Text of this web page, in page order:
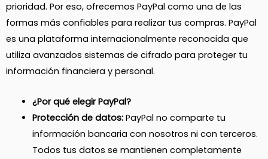
prioridad. Por eso, ofrecemos PayPal como una de las
formas más confiables para realizar tus compras. PayPal
es una plataforma internacionalmente reconocida que
utiliza avanzados sistemas de cifrado para proteger tu
información financiera y personal.
¿Por qué elegir PayPal?
Protección de datos:PayPal no comparte tu
información bancaria con nosotros ni con terceros.
Todos tus datos se mantienen completamente